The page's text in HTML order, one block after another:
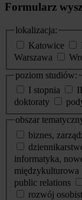
Formularz
lokalizacja:
Katowice
Warszawa
poziom studiów:
I stopnia
doktoraty
obszar
biznes,
informatyka,
międzykulturowa
public relations
rozwój